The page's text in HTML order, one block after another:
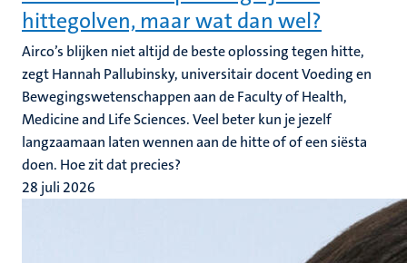
hittegolven, maar wat dan wel?
Airco’s blijken niet altijd de beste oplossing tegen hitte,
zegt Hannah Pallubinsky, universitair docent Voeding en
Bewegingswetenschappen aan de Faculty of Health,
Medicine and Life Sciences. Veel beter kun je jezelf
langzaamaan laten wennen aan de hitte of of een siësta
doen. Hoe zit dat precies?
28 juli 2026